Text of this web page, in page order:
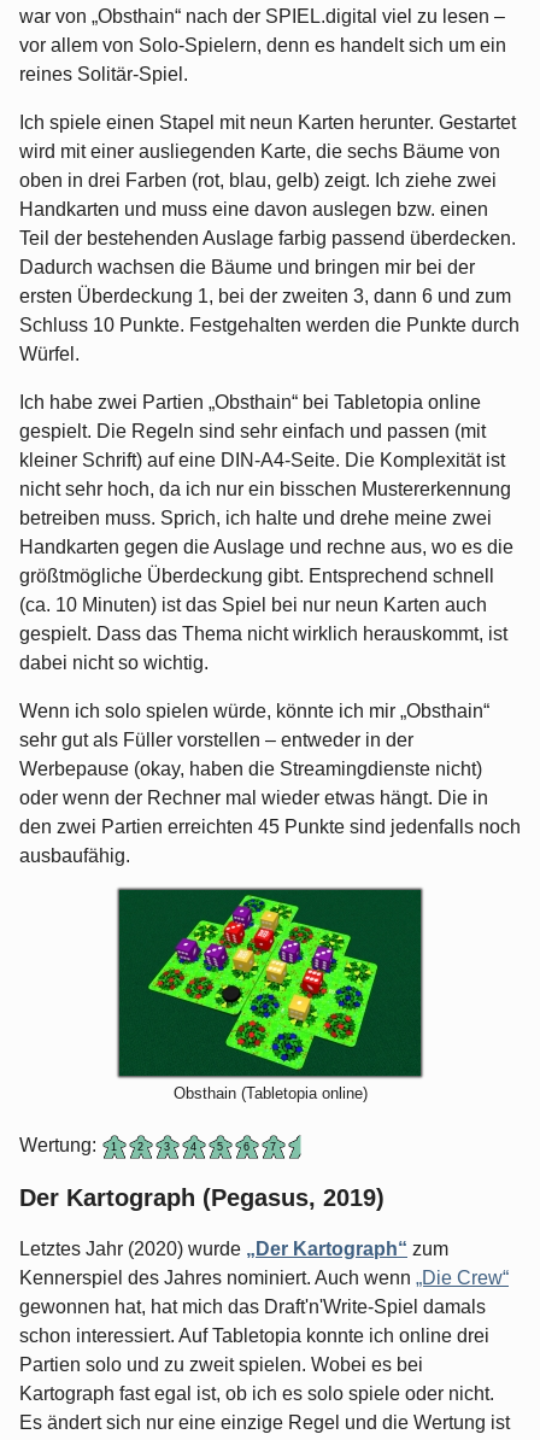
war von „Obsthain“ nach der SPIEL.digital viel zu lesen –
vor allem von Solo-Spielern, denn es handelt sich um ein
reines Solitär-Spiel.
Ich spiele einen Stapel mit neun Karten herunter. Gestartet
wird mit einer ausliegenden Karte, die sechs Bäume von
oben in drei Farben (rot, blau, gelb) zeigt. Ich ziehe zwei
Handkarten und muss eine davon auslegen bzw. einen
Teil der bestehenden Auslage farbig passend überdecken.
Dadurch wachsen die Bäume und bringen mir bei der
ersten Überdeckung 1, bei der zweiten 3, dann 6 und zum
Schluss 10 Punkte. Festgehalten werden die Punkte durch
Würfel.
Ich habe zwei Partien „Obsthain“ bei Tabletopia online
gespielt. Die Regeln sind sehr einfach und passen (mit
kleiner Schrift) auf eine DIN-A4-Seite. Die Komplexität ist
nicht sehr hoch, da ich nur ein bisschen Mustererkennung
betreiben muss. Sprich, ich halte und drehe meine zwei
Handkarten gegen die Auslage und rechne aus, wo es die
größtmögliche Überdeckung gibt. Entsprechend schnell
(ca. 10 Minuten) ist das Spiel bei nur neun Karten auch
gespielt. Dass das Thema nicht wirklich herauskommt, ist
dabei nicht so wichtig.
Wenn ich solo spielen würde, könnte ich mir „Obsthain“
sehr gut als Füller vorstellen – entweder in der
Werbepause (okay, haben die Streamingdienste nicht)
oder wenn der Rechner mal wieder etwas hängt. Die in
den zwei Partien erreichten 45 Punkte sind jedenfalls noch
ausbaufähig.
Obsthain (Tabletopia online)
Wertung:
Der Kartograph (Pegasus, 2019)
Letztes Jahr (2020) wurde „Der Kartograph“ zum
Kennerspiel des Jahres nominiert. Auch wenn „Die Crew“
gewonnen hat, hat mich das Draft'n'Write-Spiel damals
schon interessiert. Auf Tabletopia konnte ich online drei
Partien solo und zu zweit spielen. Wobei es bei
Kartograph fast egal ist, ob ich es solo spiele oder nicht.
Es ändert sich nur eine einzige Regel und die Wertung ist